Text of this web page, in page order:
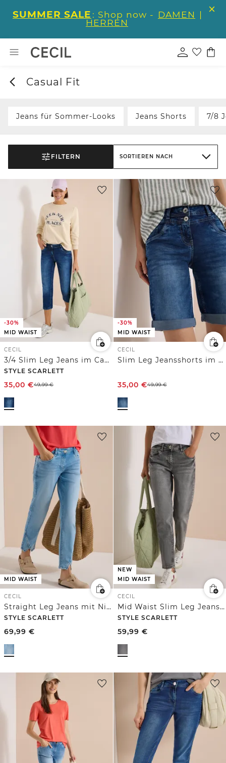
SUMMER SALE : Shop now - DAMEN |
HERREN
Casual Fit
Jeans für Sommer-Looks Jeans Shorts 7/8
FILTERN SORTIEREN NACH
-30%
MID WAIST
CECIL
3/4 Slim Leg Jeans im Casual Fit
STYLE SCARLETT
35,00 €49,99€
-30%
MID WAIST
CECIL
Slim Leg Jeansshorts im Casual Fit
35,00 €49,99€
MID WAIST
CECIL
Straight Leg Jeans mit Nietendetails
STYLE SCARLETT
69,99 €
NEW
MID WAIST
CECIL
Mid Waist Slim Leg Jeans im Casual Fit
STYLE SCARLETT
59,99 €